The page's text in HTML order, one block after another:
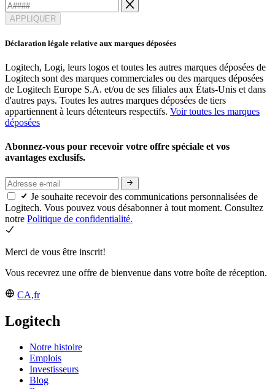
APPLIQUER
Déclaration légale relative aux marques déposées
Logitech, Logi, leurs logos et toutes les autres marques déposées de
Logitech sont des marques commerciales ou des marques déposées
de Logitech Europe S.A. et/ou de ses filiales aux États-Unis et dans
d'autres pays. Toutes les autres marques déposées de tiers
appartiennent à leurs détenteurs respectifs. Voir toutes les marques
déposées
Abonnez-vous pour recevoir votre offre spéciale et vos
avantages exclusifs.
Je souhaite recevoir des communications personnalisées de
Logitech. Vous pouvez vous désabonner à tout moment. Consultez
notre Politique de confidentialité.
Merci de vous être inscrit!
Vous recevrez une offre de bienvenue dans votre boîte de réception.
CA,fr
Logitech
Notre histoire
Emplois
Investisseurs
Blog